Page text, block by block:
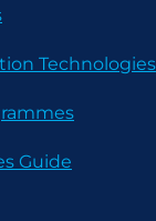
Technologies
Guide